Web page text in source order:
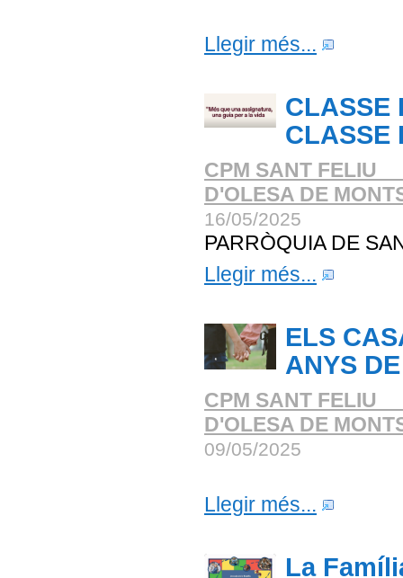
Llegir més...
CLASSE
CLASSE
CPM SANT FELIU
D'OLESA DE
16/05/2025
PARRÒQUIA DE
Llegir més...
ELS
ANYS
CPM SANT FELIU
D'OLESA DE
09/05/2025
Llegir més...
La